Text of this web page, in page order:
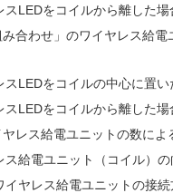
スLEDをコイルから離した場
み合わせ」のワイヤレス給
スLEDをコイルの中心に置い
スLEDをコイルから離した場
レス給電ユニットの数によ
ス給電ユニット（コイル）
イヤレス給電ユニットの接